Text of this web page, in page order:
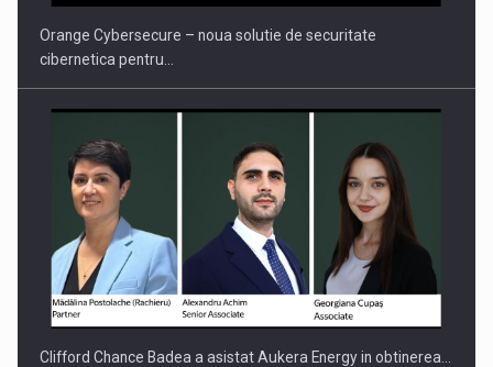
Orange Cybersecure – noua solutie de securitate
cibernetica pentru…
Clifford Chance Badea a asistat Aukera Energy in obtinerea…